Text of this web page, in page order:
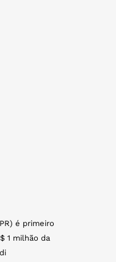
é primeiro
1 milhão da